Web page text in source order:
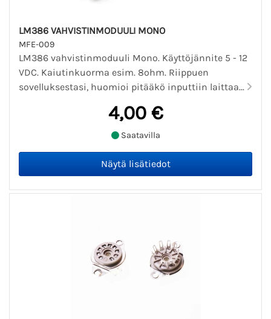
LM386 VAHVISTINMODUULI MONO
MFE-009
LM386 vahvistinmoduuli Mono. Käyttöjännite 5 - 12
VDC. Kaiutinkuorma esim. 8ohm. Riippuen
sovelluksestasi, huomioi pitääkö inputtiin laittaa...
4,00 €
Saatavilla